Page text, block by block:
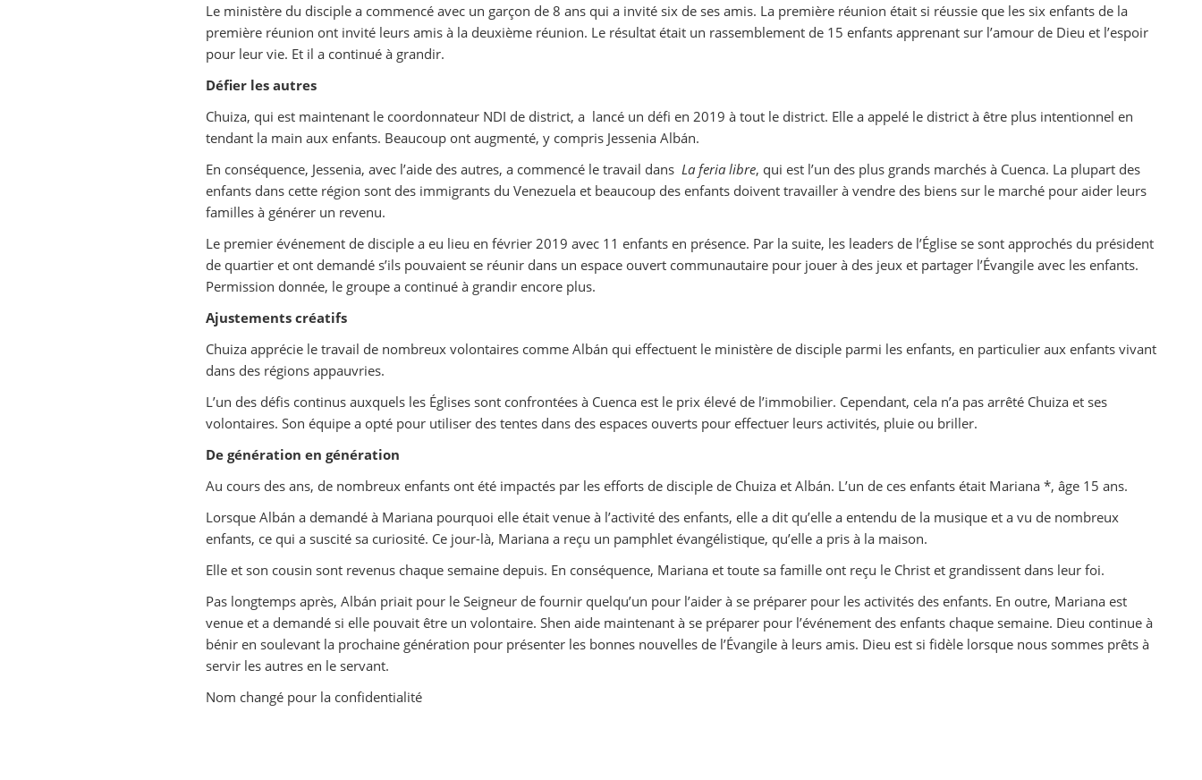
Le ministère du disciple a commencé avec un garçon de 8 ans qui a invité six de ses amis. La première réunion était si réussie que les six enfants de la
première réunion ont invité leurs amis à la deuxième réunion. Le résultat était un rassemblement de 15 enfants apprenant sur l’amour de Dieu et l’espoir
pour leur vie. Et il a continué à grandir.
Défier les autres
Chuiza, qui est maintenant le coordonnateur NDI de district, a lancé un défi en 2019 à tout le district. Elle a appelé le district à être plus intentionnel en
tendant la main aux enfants. Beaucoup ont augmenté, y compris Jessenia Albán.
En conséquence, Jessenia, avec l’aide des autres, a commencé le travail dans La feria libre, qui est l’un des plus grands marchés à Cuenca. La plupart des
enfants dans cette région sont des immigrants du Venezuela et beaucoup des enfants doivent travailler à vendre des biens sur le marché pour aider leurs
familles à générer un revenu.
Le premier événement de disciple a eu lieu en février 2019 avec 11 enfants en présence. Par la suite, les leaders de l’Église se sont approchés du président
de quartier et ont demandé s’ils pouvaient se réunir dans un espace ouvert communautaire pour jouer à des jeux et partager l’Évangile avec les enfants.
Permission donnée, le groupe a continué à grandir encore plus.
Ajustements créatifs
Chuiza apprécie le travail de nombreux volontaires comme Albán qui effectuent le ministère de disciple parmi les enfants, en particulier aux enfants vivant
dans des régions appauvries.
L’un des défis continus auxquels les Églises sont confrontées à Cuenca est le prix élevé de l’immobilier. Cependant, cela n’a pas arrêté Chuiza et ses
volontaires. Son équipe a opté pour utiliser des tentes dans des espaces ouverts pour effectuer leurs activités, pluie ou briller.
De génération en génération
Au cours des ans, de nombreux enfants ont été impactés par les efforts de disciple de Chuiza et Albán. L’un de ces enfants était Mariana *, âge 15 ans.
Lorsque Albán a demandé à Mariana pourquoi elle était venue à l’activité des enfants, elle a dit qu’elle a entendu de la musique et a vu de nombreux
enfants, ce qui a suscité sa curiosité. Ce jour-là, Mariana a reçu un pamphlet évangélistique, qu’elle a pris à la maison.
Elle et son cousin sont revenus chaque semaine depuis. En conséquence, Mariana et toute sa famille ont reçu le Christ et grandissent dans leur foi.
Pas longtemps après, Albán priait pour le Seigneur de fournir quelqu’un pour l’aider à se préparer pour les activités des enfants. En outre, Mariana est
venue et a demandé si elle pouvait être un volontaire. Shen aide maintenant à se préparer pour l’événement des enfants chaque semaine. Dieu continue à
bénir en soulevant la prochaine génération pour présenter les bonnes nouvelles de l’Évangile à leurs amis. Dieu est si fidèle lorsque nous sommes prêts à
servir les autres en le servant.
Nom changé pour la confidentialité